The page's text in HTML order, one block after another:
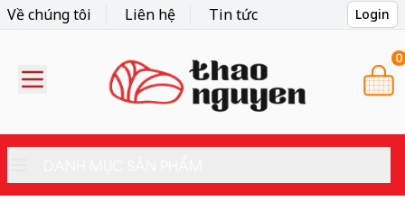
Về chúng tôi Liên hệ Tin tức Login
0